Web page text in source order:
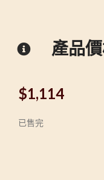
產品
$1,114
已售完